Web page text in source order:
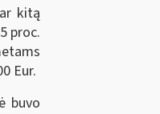
kitą
proc.
Eur.
buvo